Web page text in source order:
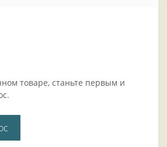
товаре, станьте первым и